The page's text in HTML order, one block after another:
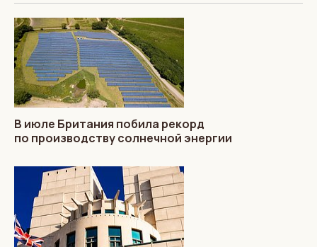
В июле Британия побила рекорд
по производству солнечной энергии